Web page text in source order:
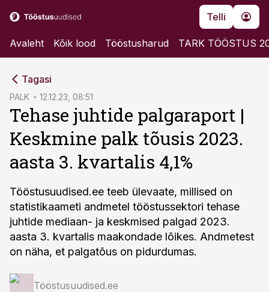
Telli
Avaleht Kõik lood Tööstusharud TARK TÖÖSTUS
Tagasi
PALK 12.12.23, 08:51
Tehase juhtide palgaraport |
Keskmine palk tõusis 2023.
aasta 3. kvartalis 4,1%
Tööstusuudised.ee teeb ülevaate, millised on
statistikaameti andmetel tööstussektori tehase
juhtide mediaan- ja keskmised palgad 2023.
aasta 3. kvartalis maakondade lõikes. Andmetest
on näha, et palgatõus on pidurdumas.
Tööstusuudised.ee